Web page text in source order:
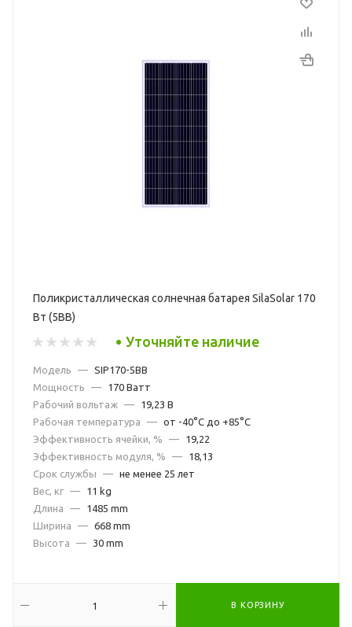
Поликристаллическая солнечная батарея SilaSolar 170
Вт (5BB)
Уточняйте наличие
Модель — SIP170-5BB
Мощность
—
170 Ватт
Рабочий вольтаж —
19,23 В
Рабочая температура
— от -40°С до +85°С
Эффективность ячейки, %
—
19,22
Эффективность модуля, %
—
18,13
Срок службы
— не менее 25 лет
Вес, кг —
11 kg
Длина
—
1485 mm
Ширина
— 668 mm
Высота
— 30 mm
В КОРЗИНУ